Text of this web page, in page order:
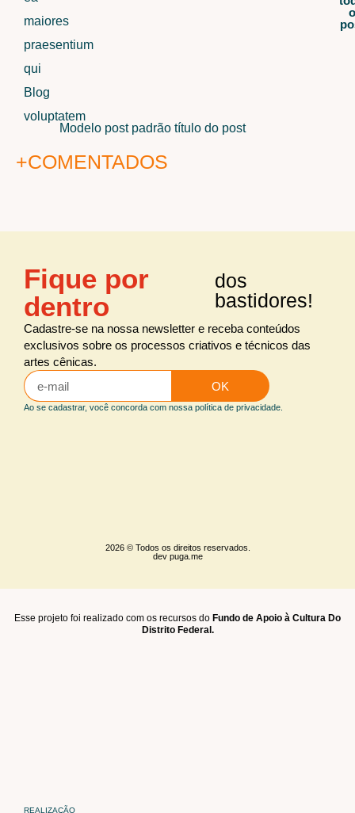
maiores
praesentium
qui
Blog
voluptatem
+COMENTADOS
Modelo post padrão título do post
2026 © Todos os direitos reservados.
dev puga.me
dos
bastidores!
Fique por
dentro
Cadastre-se na nossa newsletter e receba conteúdos
exclusivos sobre os processos criativos e técnicos das
artes cênicas.
OK
Ao se cadastrar, você concorda com nossa política de privacidade.
Esse projeto foi realizado com os recursos do Fundo de Apoio à Cultura Do
Distrito Federal.
REALIZAÇÃO